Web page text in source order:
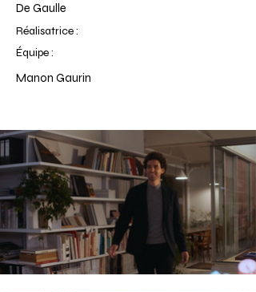
De Gaulle
Réalisatrice :
Équipe :
Manon Gaurin